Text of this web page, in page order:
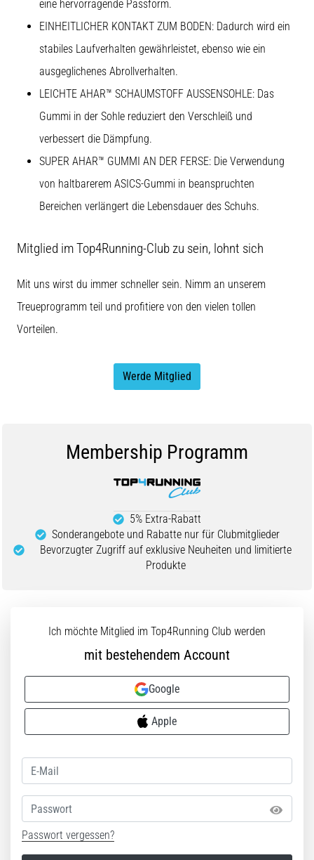
eine hervorragende Passform.
EINHEITLICHER KONTAKT ZUM BODEN: Dadurch wird ein
stabiles Laufverhalten gewährleistet, ebenso wie ein
ausgeglichenes Abrollverhalten.
LEICHTE AHAR™ SCHAUMSTOFF AUSSENSOHLE: Das
Gummi in der Sohle reduziert den Verschleiß und
verbessert die Dämpfung.
SUPER AHAR™ GUMMI AN DER FERSE: Die Verwendung
von haltbarerem ASICS-Gummi in beanspruchten
Bereichen verlängert die Lebensdauer des Schuhs.
Mitglied im Top4Running-Club zu sein, lohnt sich
Mit uns wirst du immer schneller sein. Nimm an unserem
Treueprogramm teil und profitiere von den vielen tollen
Vorteilen.
Werde Mitglied
Membership Programm
5% Extra-Rabatt
Sonderangebote und Rabatte nur für Clubmitglieder
Bevorzugter Zugriff auf exklusive Neuheiten und limitierte
Produkte
Ich möchte Mitglied im Top4Running Club werden
mit bestehendem Account
Google
Apple
Passwort
Passwort vergessen?